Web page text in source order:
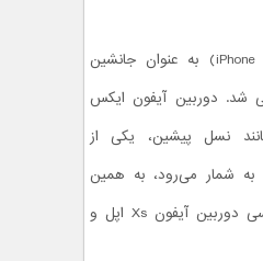
اپل آیفون ایکس اس (iPhone XS) به عنوان جانشین
شد. دوربین آیفون ایکس
همانند نسل پیشین، یکی از
شمار می‌رود، به همین
دلیل در این مطلب به بررسی دوربین آیفون Xs اپل و